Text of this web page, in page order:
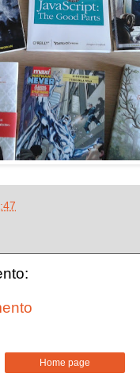
Home page